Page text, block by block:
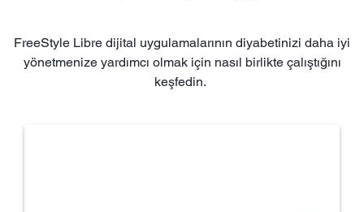
FreeStyle Libre dijital uygulamalarının diyabetinizi daha iyi
yönetmenize yardımcı olmak için nasıl birlikte çalıştığını
keşfedin.